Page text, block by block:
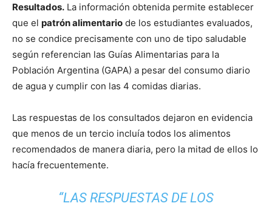
Resultados. La información obtenida permite establecer
que el patrón alimentario de los estudiantes evaluados,
no se condice precisamente con uno de tipo saludable
según referencian las Guías Alimentarias para la
Población Argentina (GAPA) a pesar del consumo diario
de agua y cumplir con las 4 comidas diarias.
Las respuestas de los consultados dejaron en evidencia
que menos de un tercio incluía todos los alimentos
recomendados de manera diaria, pero la mitad de ellos lo
hacía frecuentemente.
“LAS RESPUESTAS DE LOS